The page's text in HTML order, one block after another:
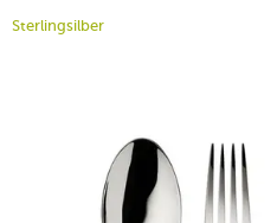
Sterlingsilber